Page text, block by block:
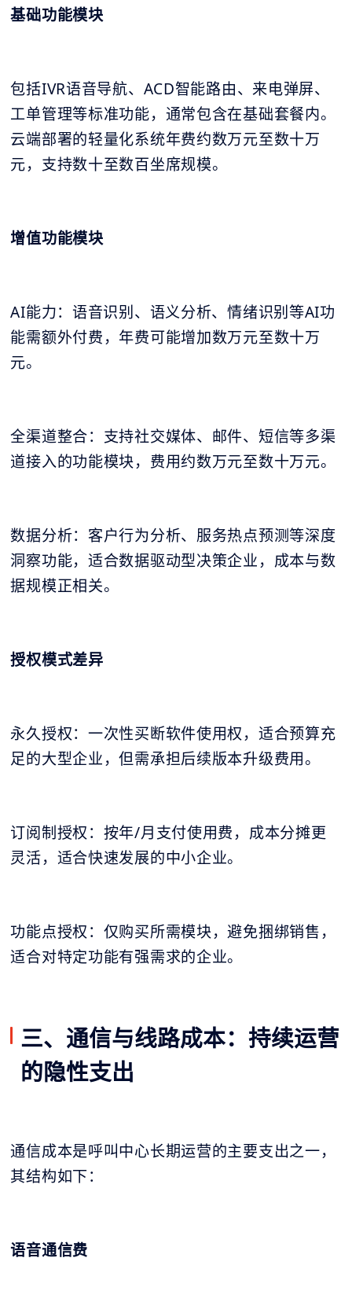
基础功能模块
包括IVR语音导航、ACD智能路由、来电弹屏、
工单管理等标准功能，通常包含在基础套餐内。
云端部署的轻量化系统年费约数万元至数十万
元，支持数十至数百坐席规模。
增值功能模块
AI能力：语音识别、语义分析、情绪识别等AI功
能需额外付费，年费可能增加数万元至数十万
元。
全渠道整合：支持社交媒体、邮件、短信等多渠
道接入的功能模块，费用约数万元至数十万元。
数据分析：客户行为分析、服务热点预测等深度
洞察功能，适合数据驱动型决策企业，成本与数
据规模正相关。
授权模式差异
永久授权：一次性买断软件使用权，适合预算充
足的大型企业，但需承担后续版本升级费用。
订阅制授权：按年/月支付使用费，成本分摊更
灵活，适合快速发展的中小企业。
功能点授权：仅购买所需模块，避免捆绑销售，
适合对特定功能有强需求的企业。
三、通信与线路成本：持续运营
的隐性支出
通信成本是呼叫中心长期运营的主要支出之一，
其结构如下：
语音通信费